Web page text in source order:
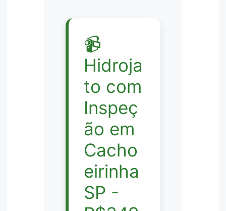
📹
Hidroja
to com
Inspeç
ão em
Cacho
eirinha
SP -